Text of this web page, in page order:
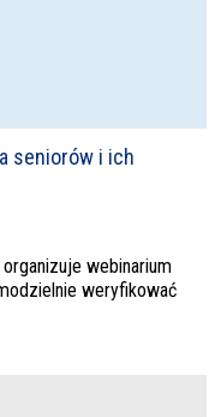
seniorów i ich
webinarium
weryfikować